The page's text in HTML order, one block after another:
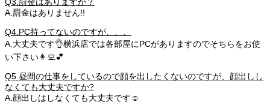
A.罰金はありません!!
Q4.PC持ってないのですが、、、
A.大丈夫です👌横浜店では各部屋にPCがありますのでそちらをお使
い下さい👩‍💻💕
Q5.昼間の仕事をしているので顔を出したくないのですが、顔出しし
なくても大丈夫ですか?
A.顔出しはしなくても大丈夫です☺️